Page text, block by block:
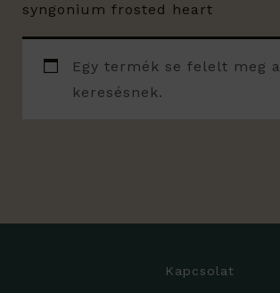
syngonium frosted heart
Egy termék se felelt meg a
keresésnek.
Kapcsolat